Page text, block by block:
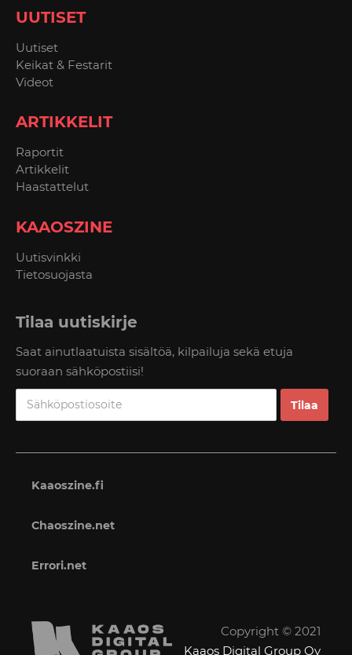
UUTISET
Uutiset
Keikat & Festarit
Videot
ARTIKKELIT
Raportit
Artikkelit
Haastattelut
KAAOSZINE
Uutisvinkki
Tietosuojasta
Tilaa uutiskirje
Saat ainutlaatuista sisältöä, kilpailuja sekä etuja
suoraan sähköpostiisi!
Kaaoszine.fi
Chaoszine.net
Errori.net
Copyright © 2021
Kaaos Digital Group Oy